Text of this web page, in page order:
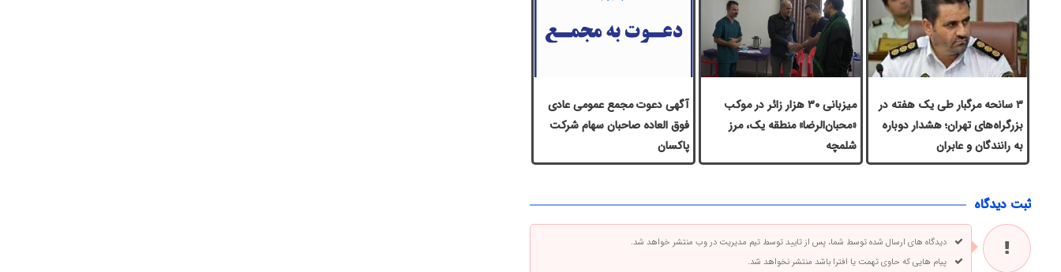
۳ سانحه مرگبار طی یک هفته در
بزرگراه‌های تهران؛ هشدار دوباره
به رانندگان و عابران
میزبانی ۳۰ هزار زائر در موکب
«محبان‌الرضا» منطقه یک، مرز
شلمچه
آگهی دعوت مجمع عمومی عادی
فوق العاده صاحبان سهام شرکت
پاكسان
ثبت دیدگاه
دیدگاه های ارسال شده توسط شما، پس از تایید توسط تیم مدیریت در وب منتشر خواهد شد.
پیام هایی که حاوی تهمت یا افترا باشد منتشر نخواهد شد.